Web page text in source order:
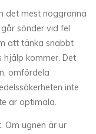
det mest noggranna
sönder vid fel
att tänka snabbt
kommer. Det
omfördela
inte
är optimala.
Om ugnen är ur